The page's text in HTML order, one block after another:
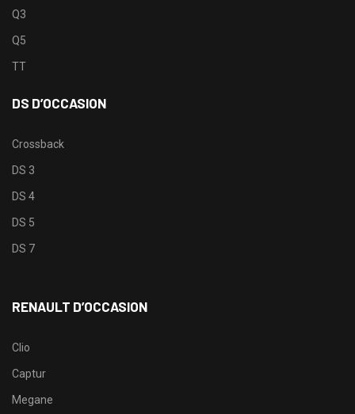
Q3
Q5
TT
DS D’OCCASION
Crossback
DS 3
DS 4
DS 5
DS 7
RENAULT D’OCCASION
Clio
Captur
Megane